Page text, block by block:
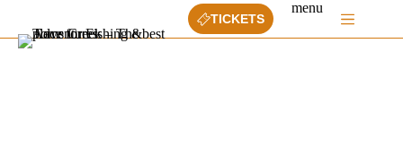
de
TICKETS
menu